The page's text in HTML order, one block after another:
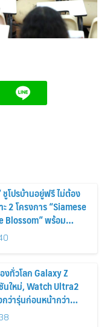
ชูโปรบ้านอยู่ฟรี ไม่ต้อง
2 โครงการ “Siamese
Blossom” พร้อม
ศษถึง 31 สิงหาคม
ทั่วโลก Galaxy Z
นใหม่, Watch Ultra2
ว่ารุ่นก่อนหน้ากว่า